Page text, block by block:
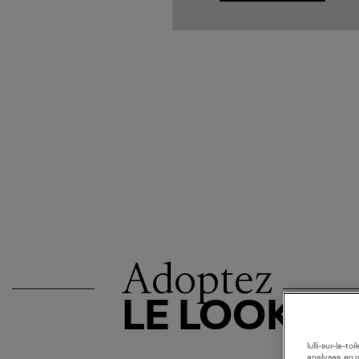
Adoptez
LE LOOK
lulli-sur-la-
analyses, en